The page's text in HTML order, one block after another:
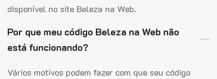
disponível no site Beleza na Web.
Por que meu código Beleza na Web não
está funcionando?
Vários motivos podem fazer com que seu código